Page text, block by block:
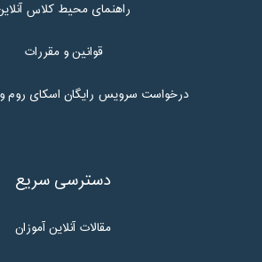
راهنمای محیط کلاس
قوانین و مقررات
درخواست سرویس رایگان اسکای روم و
دسترسی سریع
مقالات آنلاین آموزان